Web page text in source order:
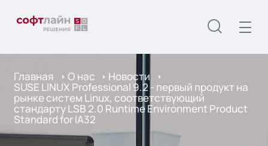
Главная О нас Новости
SUSE LINUX Professional 9.2 - первый продукт на
рынке систем Linux, соответствующий
стандарту LSB 2.0 Runtime Environment Product
Standard for IA32